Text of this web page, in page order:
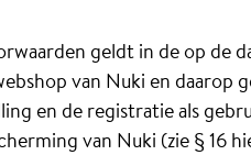
geldt in de op de
van Nuki en daarop
en de registratie als
van Nuki (zie § 16